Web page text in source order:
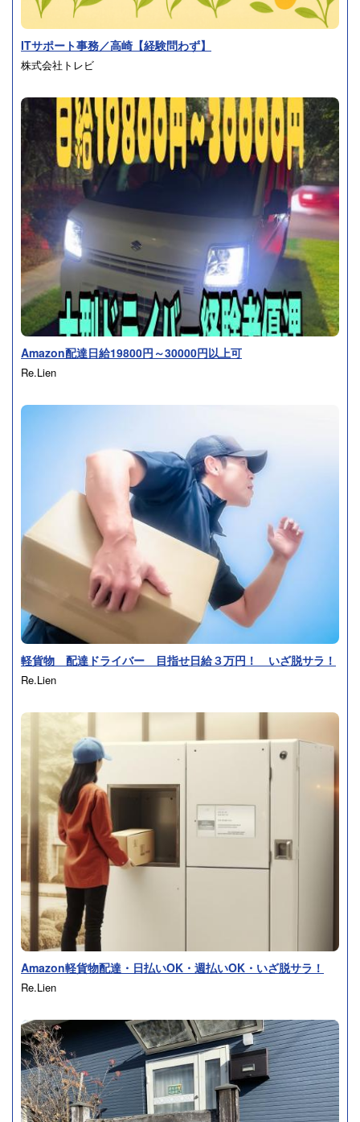
ITサポート事務／高崎【経験問わず】
株式会社トレビ
Amazon配達日給19800円～30000円以上可
Re.Lien
軽貨物 配達ドライバー 目指せ日給３万円！ いざ脱サラ！
Re.Lien
Amazon軽貨物配達・日払いOK・週払いOK・いざ脱サラ！
Re.Lien